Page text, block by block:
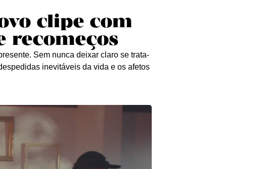
clipe com
recomeços
Sem nunca deixar claro se trata-
inevitáveis da vida e os afetos